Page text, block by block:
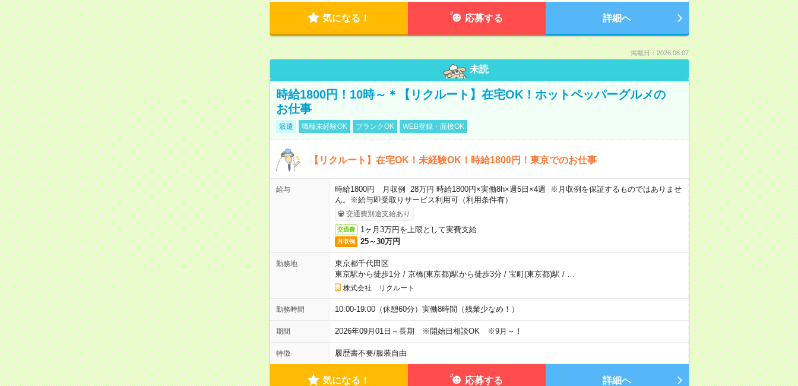
気になる！ 応募する 詳細へ
掲載日：2026.08.07
未読
時給1800円！10時～＊【リクルート】在宅OK！ホットペッパーグルメの
お仕事
派遣 職種未経験OK ブランクOK WEB登録・面接OK
【リクルート】在宅OK！未経験OK！時給1800円！東京でのお仕事
給与
時給1800円 月収例 28万円 時給1800円×実働8h×週5日×4週 ※月収例を保証するものではありませ
ん。※給与即受取りサービス利用可（利用条件有）
交通費別途支給あり
交通費 1ヶ月3万円を上限として実費支給
月収例 25～30万円
勤務地
東京都千代田区
東京駅から徒歩1分/ 京橋(東京都)駅から徒歩3分/ 宝町(東京都)駅 /
株式会社 リクルート
勤務時間 10:00-19:00（休憩60分）実働8時間（残業少なめ！）
期間 2026年09月01日～長期 ※開始日相談OK ※9月～！
特徴 履歴書不要/服装自由
気になる！ 応募する 詳細へ